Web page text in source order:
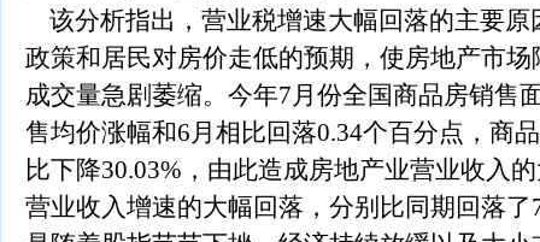
该分析指出，营业税增速大幅回落的主要原
政策和居民对房价走低的预期，使房地产市
成交量急剧萎缩。今年7月份全国商品房销售
售均价涨幅和6月相比回落0.34个百分点，商
比下降30.03%，由此造成房地产业营业收入
营业收入增速的大幅回落，分别比同期回落了